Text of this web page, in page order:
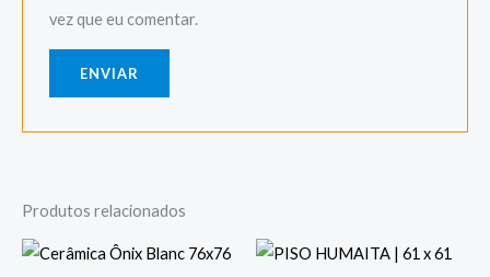
vez que eu comentar.
Produtos relacionados